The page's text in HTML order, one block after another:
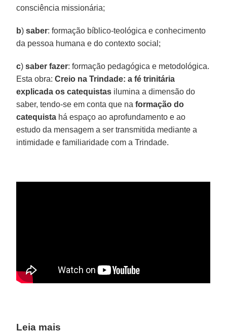
consciência missionária;
b)saber: formação bíblico-teológica e conhecimento
da pessoa humana e do contexto social;
c)saber fazer: formação pedagógica e metodológica.
Esta obra:Creio na Trindade: a fé trinitária
explicada os catequistas ilumina a dimensão do
saber, tendo-se em conta que naformação do
catequista há espaço ao aprofundamento e ao
estudo da mensagem a ser transmitida mediante a
intimidade e familiaridade com a Trindade.
Leia mais